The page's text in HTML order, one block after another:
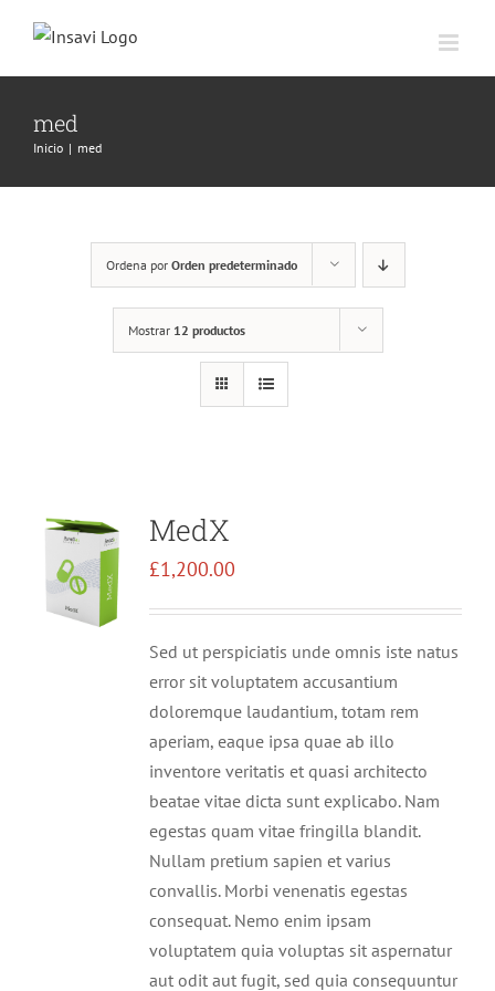
contenido
med
Inicio | med
Ordena por Orden predeterminado
Mostrar 12 productos
MedX
£1,200.00
Sed ut perspiciatis unde omnis iste natus
error sit voluptatem accusantium
doloremque laudantium, totam rem
aperiam, eaque ipsa quae ab illo
inventore veritatis et quasi architecto
beatae vitae dicta sunt explicabo. Nam
egestas quam vitae fringilla blandit.
Nullam pretium sapien et varius
convallis. Morbi venenatis egestas
consequat. Nemo enim ipsam
voluptatem quia voluptas sit aspernatur
aut odit aut fugit, sed quia consequuntur